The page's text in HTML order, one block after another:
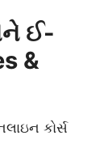
ઈ-
&
કોર્સ